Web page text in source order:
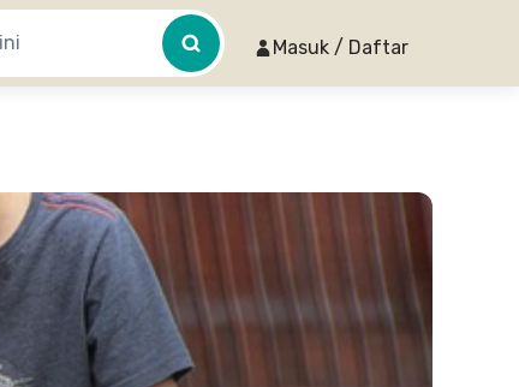
Masuk / Daftar